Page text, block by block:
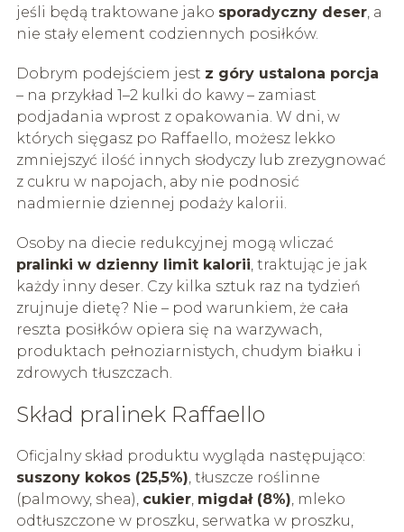
jeśli będą traktowane jako sporadyczny deser, a
nie stały element codziennych posiłków.
Dobrym podejściem jest z góry ustalona porcja
– na przykład 1–2 kulki do kawy – zamiast
podjadania wprost z opakowania. W dni, w
których sięgasz po Raffaello, możesz lekko
zmniejszyć ilość innych słodyczy lub zrezygnować
z cukru w napojach, aby nie podnosić
nadmiernie dziennej podaży kalorii.
Osoby na diecie redukcyjnej mogą wliczać
pralinki w dzienny limit kalorii, traktując je jak
każdy inny deser. Czy kilka sztuk raz na tydzień
zrujnuje dietę? Nie – pod warunkiem, że cała
reszta posiłków opiera się na warzywach,
produktach pełnoziarnistych, chudym białku i
zdrowych tłuszczach.
Skład pralinek Raffaello
Oficjalny skład produktu wygląda następująco:
suszony kokos (25,5%), tłuszcze roślinne
(palmowy, shea), cukier, migdał (8%), mleko
odtłuszczone w proszku, serwatka w proszku,